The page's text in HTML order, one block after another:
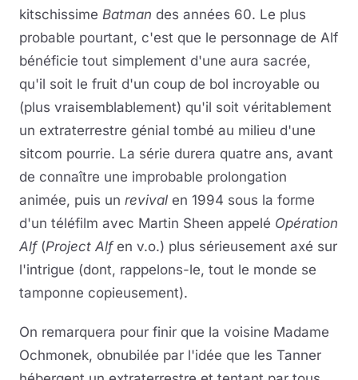
kitschissime Batman des années 60. Le plus
probable pourtant, c'est que le personnage de Alf
bénéficie tout simplement d'une aura sacrée,
qu'il soit le fruit d'un coup de bol incroyable ou
(plus vraisemblablement) qu'il soit véritablement
un extraterrestre génial tombé au milieu d'une
sitcom pourrie. La série durera quatre ans, avant
de connaître une improbable prolongation
animée, puis un revival en 1994 sous la forme
d'un téléfilm avec Martin Sheen appelé Opération
Alf(Project Alfen v.o.) plus sérieusement axé sur
l'intrigue (dont, rappelons-le, tout le monde se
tamponne copieusement).
On remarquera pour finir que la voisine Madame
Ochmonek, obnubilée par l'idée que les Tanner